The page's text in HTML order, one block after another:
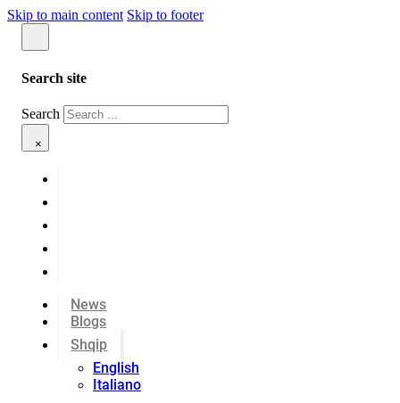
Skip to main content Skip to footer
Search site
Search
×
News
Blogs
Shqip
English
Italiano